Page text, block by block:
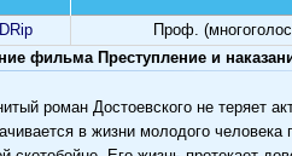
Проф.
фильма Преступление и
роман Достоевского не теряет
в жизни молодого